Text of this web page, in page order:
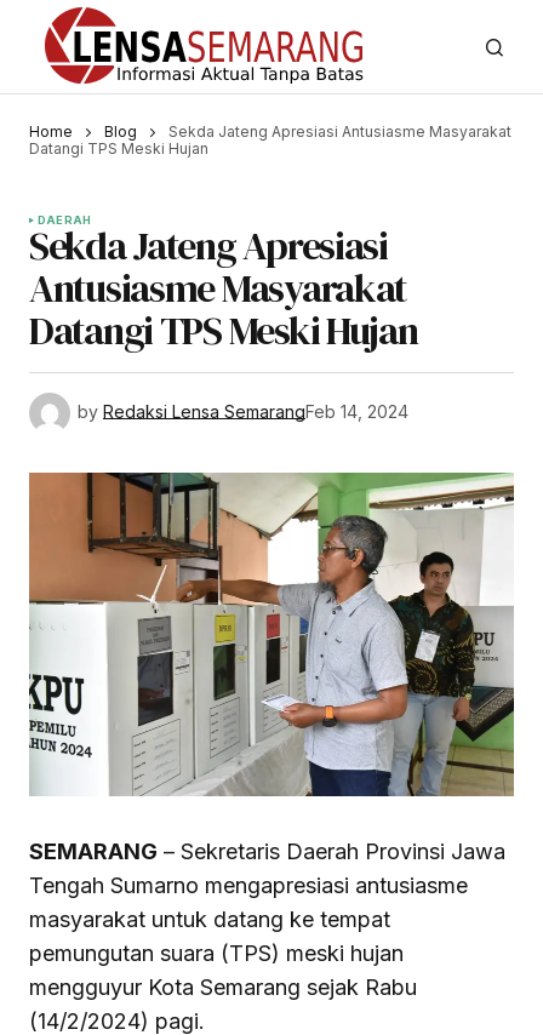
Home Blog
Sekda Jateng Apresiasi Antusiasme Masyarakat
Datangi TPS Meski Hujan
DAERAH
Sekda Jateng Apresiasi
Antusiasme Masyarakat
Datangi TPS Meski Hujan
by Redaksi Lensa SemarangFeb 14, 2024
SEMARANG – Sekretaris Daerah Provinsi Jawa
Tengah Sumarno mengapresiasi antusiasme
masyarakat untuk datang ke tempat
pemungutan suara (TPS) meski hujan
mengguyur Kota Semarang sejak Rabu
(14/2/2024) pagi.